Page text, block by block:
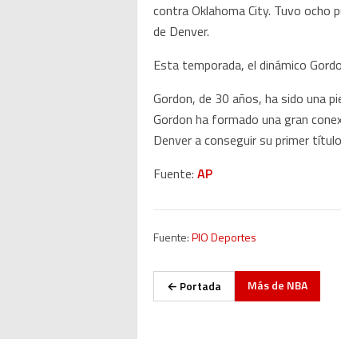
contra Oklahoma City. Tuvo
de Denver.
Esta temporada, el dinámico
Gordon, de 30 años, ha sido una
Gordon ha formado una gran
Denver a conseguir su primer
Fuente: AP
Fuente:PIO Deportes
← Portada Más de NBA